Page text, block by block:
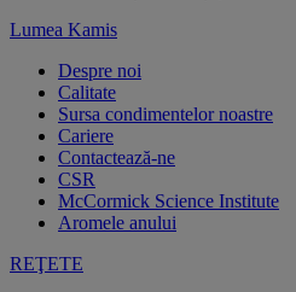
Lumea Kamis
Despre noi
Calitate
Sursa condimentelor noastre
Cariere
Contactează-ne
CSR
McCormick Science Institute
Aromele anului
REŢETE